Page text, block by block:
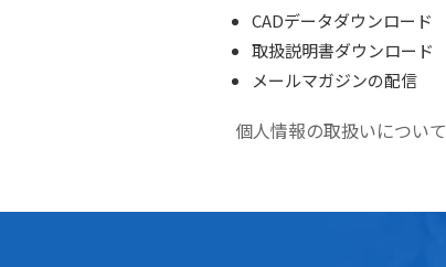
CADデータダウンロード
取扱説明書ダウンロード
メールマガジンの配信
個人情報の取扱いについて